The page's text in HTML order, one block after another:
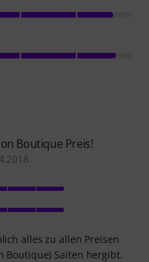
Boutique Preis!
alles zu allen Preisen
Boutique) Saiten hergibt.